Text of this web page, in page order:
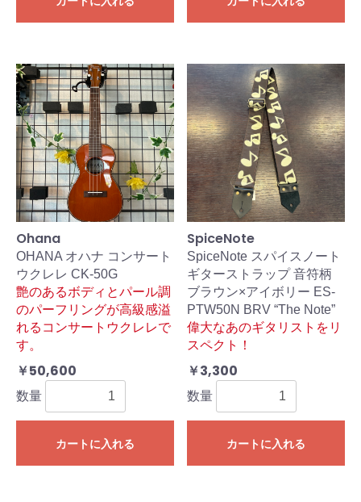
Ohana
OHANA オハナ コンサート
ウクレレ CK-50G
艶のあるボディとパール調
のパーフリングが高級感溢
れるコンサートウクレレで
す。
￥50,600
数量
カートに入れる
SpiceNote
SpiceNote スパイスノート
ギターストラップ 音符柄
ブラウン×アイボリー ES-
PTW50N BRV “The Note”
偉大なあのギタリストをリ
スペクト！
￥3,300
数量
カートに入れる